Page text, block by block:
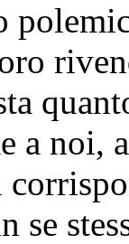
a noi,
se